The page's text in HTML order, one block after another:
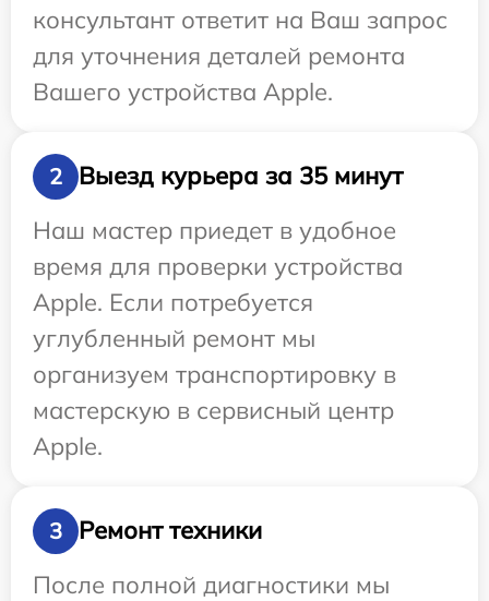
консультант ответит на Ваш запрос
для уточнения деталей ремонта
Вашего устройства Apple.
2
Выезд курьера за 35 минут
Наш мастер приедет в удобное
время для проверки устройства
Apple. Если потребуется
углубленный ремонт мы
организуем транспортировку в
мастерскую в сервисный центр
Apple.
3
Ремонт техники
После полной диагностики мы